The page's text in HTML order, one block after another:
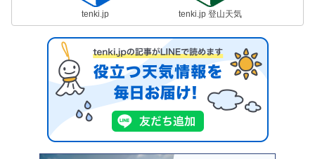
tenki.jp tenki.jp 登山天気